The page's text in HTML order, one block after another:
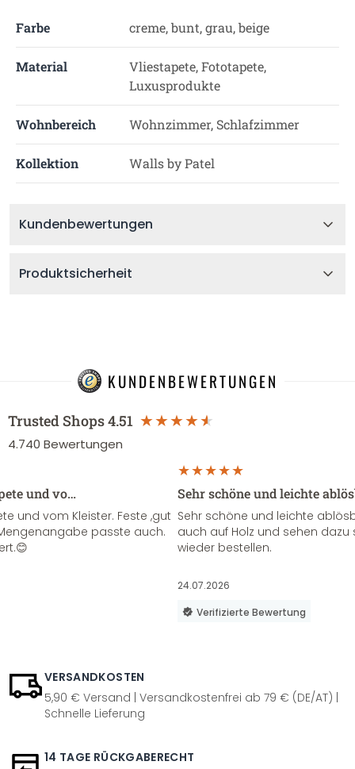
Farbe creme, bunt, grau, beige
Material
Vliestapete, Fototapete,
Luxusprodukte
Wohnbereich Wohnzimmer, Schlafzimmer
Kollektion Walls by Patel
Kundenbewertungen
Produktsicherheit
KUNDENBEWERTUNGEN
Trusted Shops4.51
4.740 Bewertungen
und vo…
und vom Kleister. Feste ,gut
passte auch.
Sehr schöne und leichte
Sehr schöne und leichte
auch auf Holz und sehen
wieder bestellen.
24.07.2026
Verifizierte Bewertung
VERSANDKOSTEN
5,90 € Versand | Versandkostenfrei ab 79 € (DE/AT) |
Schnelle Lieferung
14 TAGE RÜCKGABERECHT